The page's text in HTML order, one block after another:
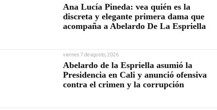
Ana Lucía Pineda: vea quién es la
discreta y elegante primera dama que
acompaña a Abelardo De La Espriella
viernes 7 de agosto, 2026
Abelardo de la Espriella asumió la
Presidencia en Cali y anunció ofensiva
contra el crimen y la corrupción